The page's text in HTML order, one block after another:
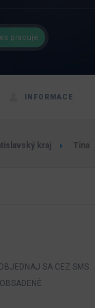
pracuje
INFORMACE
kraj Tina
SA CEZ SMS